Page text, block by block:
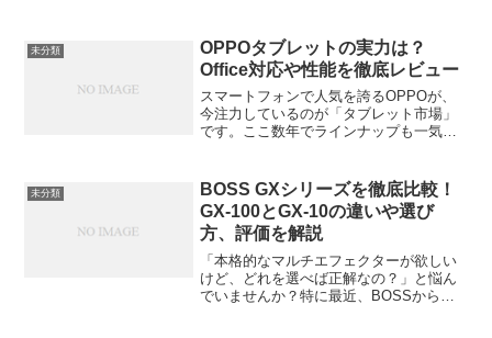
できるこの店舗では、商品の購入を超え
て、ブランドの世...
未分類
OPPOタブレットの実力は？
Office対応や性能を徹底レビュー
スマートフォンで人気を誇るOPPOが、
今注力しているのが「タブレット市場」
です。ここ数年でラインナップも一気に
まで幅広く展開されています。この記事
では、実際の使用感やス...
未分類
BOSS GXシリーズを徹底比較！
GX-100とGX-10の違いや選び
方、評価を解説
「本格的なマルチエフェクターが欲しい
けど、どれを選べば正解なの？」と悩ん
でいませんか？特に最近、BOSSから登